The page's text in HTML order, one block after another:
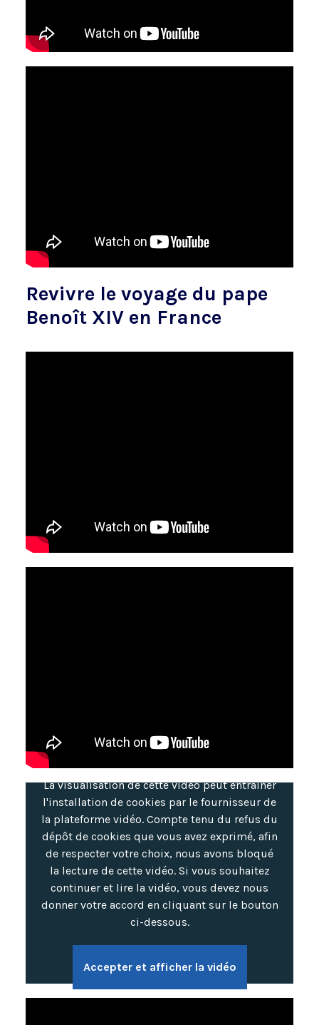
Revivre le voyage du pape
Benoît XIV en France
La visualisation de cette vidéo peut entraîner
l'installation de cookies par le fournisseur de
la plateforme vidéo. Compte tenu du refus du
dépôt de cookies que vous avez exprimé, afin
de respecter votre choix, nous avons bloqué
la lecture de cette vidéo. Si vous souhaitez
continuer et lire la vidéo, vous devez nous
donner votre accord en cliquant sur le bouton
ci-dessous.
Accepter et afficher la vidéo